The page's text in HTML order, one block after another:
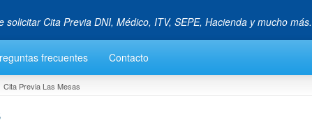
solicitar Cita Previa DNI, Médico, ITV, SEPE, Hacienda y mucho más.
frecuentes Contacto
Cita Previa Las Mesas